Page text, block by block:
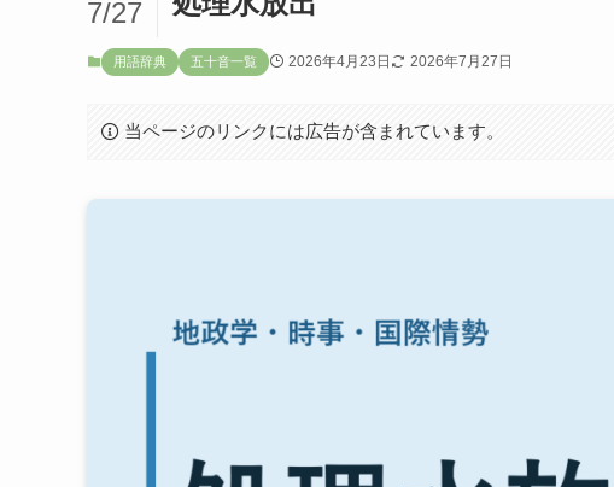
7/27
用語辞典 五十音一覧 2026年4月23日 2026年7月27日
当ページのリンクには広告が含まれています。